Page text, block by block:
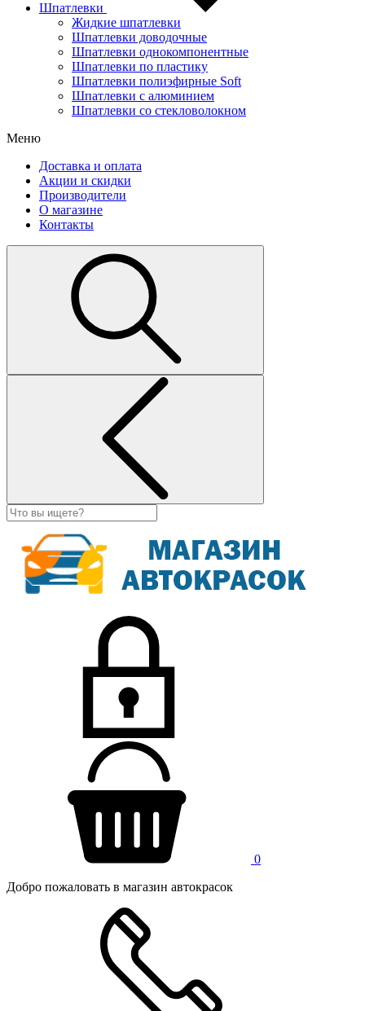
Шпатлевки
Жидкие шпатлевки
Шпатлевки доводочные
Шпатлевки однокомпонентные
Шпатлевки по пластику
Шпатлевки полиэфирные Soft
Шпатлевки с алюминием
Шпатлевки со стекловолокном
Меню
Доставка и оплата
Акции и скидки
Производители
О магазине
Контакты
0
Добро пожаловать в магазин автокрасок